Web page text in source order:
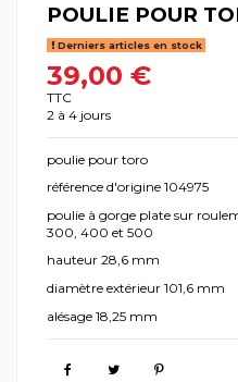
POULIE POUR
Derniers articles en stock
39,00 €
TTC
2 à 4 jours
poulie pour toro
référence d'origine 104975
poulie à gorge plate sur
300, 400 et 500
hauteur 28,6 mm
diamètre extérieur 101,6 mm
alésage 18,25 mm